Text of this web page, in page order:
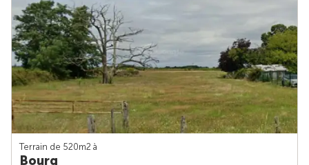
Terrain de 520m2 à
Bourg